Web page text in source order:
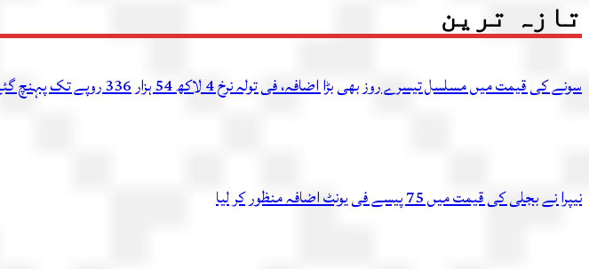
تازہ ترین
سونے کی قیمت میں مسلسل تیسرے روز بھی بڑا اضافہ، فی تولہ نرخ 4 لاکھ 54 ہزار 336 روپے تک پہنچ گئے
نیپرا نے بجلی کی قیمت میں 75 پیسے فی یونٹ اضافہ منظور کر لیا